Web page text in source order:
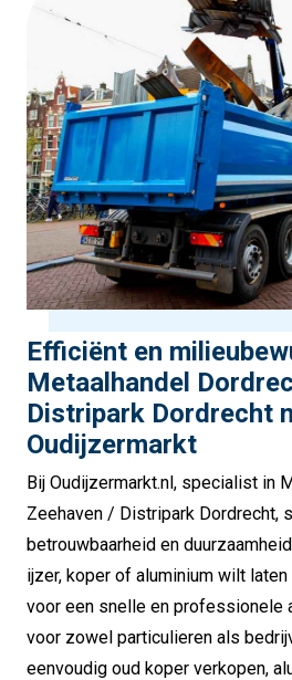
Efficiënt en
Metaalhandel
Distripark Dordrecht
Oudijzermarkt
Bij Oudijzermarkt.nl, specialist in
Zeehaven / Distripark Dordrecht,
betrouwbaarheid en
ijzer, koper of aluminium wilt
voor een snelle en professionele
voor zowel particulieren als
eenvoudig oud koper verkopen,